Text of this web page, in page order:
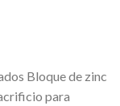
Bloque de zinc
para